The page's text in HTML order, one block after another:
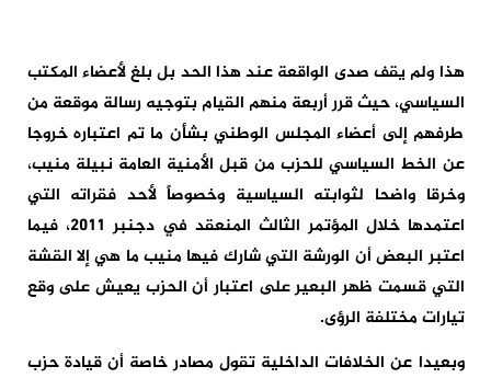
هذا ولم يقف صدى الواقعة عند هذا الحد بل بلغ لأعضاء المكتب
السياسي، حيث قرر أربعة منهم القيام بتوجيه رسالة موقعة من
طرفهم إلى أعضاء المجلس الوطني بشأن ما تم اعتباره خروجا
عن الخط السياسي للحزب من قبل الأمنية العامة نبيلة منيب،
وخرقا واضحا لثوابته السياسية وخصوصاً لأحد فقراته التي
اعتمدها خلال المؤتمر الثالث المنعقد في دجنبر 2011، فيما
اعتبر البعض أن الورشة التي شارك فيها منيب ما هي إلا القشة
التي قسمت ظهر البعير على اعتبار أن الحزب يعيش على وقع
تيارات مختلفة الرؤى.
وبعيدا عن الخلافات الداخلية تقول مصادر خاصة أن قيادة حزب